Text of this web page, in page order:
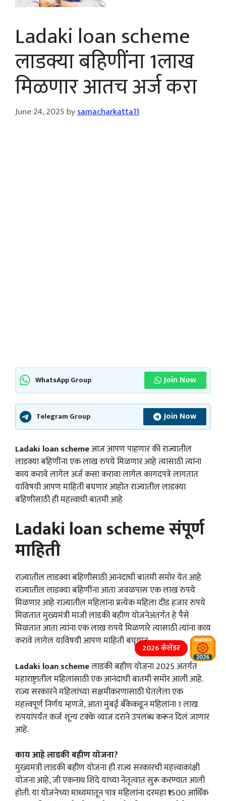
Ladaki loan scheme
लाडक्या बहिणींना 1लाख
मिळणार आतच अर्ज करा
June 24, 2025 bysamacharkatta11
WhatsApp Group Join Now
Telegram Group Join Now
Ladaki loan schemeआज आपण पाहणार की राज्यातील
लाडक्या बहिणींना एक लाख रुपये मिळणार आहे त्यासाठी त्यांना
काय करावे लागेल अर्ज कसा करावा लागेल कागदपत्रे लागतात
याविषयी आपण माहिती बघणार आहोत राज्यातील लाडक्या
बहिणीसाठी ही महत्त्वाची बातमी आहे
Ladaki loan scheme संपूर्ण
माहिती
राज्यातील लाडक्या बहिणीसाठी आनंदाची बातमी समोर येत आहे
राज्यातील लाडक्या बहिणींना आता जवळपास एक लाख रुपये
मिळणार आहे राज्यातील महिलांना प्रत्येक महिला दीड हजार रुपये
मिळतात मुख्यमंत्री माजी लाडकी बहीण योजनेअंतर्गत हे पैसे
मिळतात आता त्यांना एक लाख रुपये मिळणारे त्यासाठी त्यांना काय
करावे लागेल याविषयी आपण माहिती बघूयात
Ladaki loan schemeलाडकी बहीण योजना 2025 अंतर्गत
महाराष्ट्रातील महिलांसाठी एक आनंदाची बातमी समोर आली आहे.
राज्य सरकारने महिलांच्या सक्षमीकरणासाठी घेतलेला एक
महत्त्वपूर्ण निर्णय म्हणजे, आता मुंबई बँकेकडून महिलांना 1 लाख
रुपयांपर्यंत कर्ज शून्य टक्के व्याज दराने उपलब्ध करून दिलं जाणार
आहे.
काय आहे लाडकी बहीण योजना?
मुख्यमंत्री लाडकी बहीण योजना ही राज्य सरकारची महत्त्वाकांक्षी
योजना आहे, जी एकनाथ शिंदे यांच्या नेतृत्वात सुरू करण्यात आली
होती. या योजनेच्या माध्यमातून पात्र महिलांना दरमहा ₹1500 आर्थिक
2026 कॅलेंडर